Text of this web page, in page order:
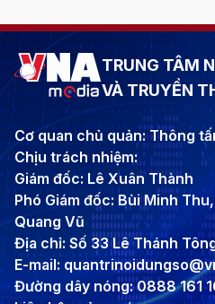
TRUNG TÂM
VÀ TRUYỀN
Cơ quan chủ quản: Thông
Chịu trách nhiệm:
Giám đốc: Lê Xuân Thành
Phó Giám đốc: Bùi Minh
Quang Vũ
Địa chỉ: Số 33 Lê Thánh
E-mail:
Đường dây nóng: 0888 161